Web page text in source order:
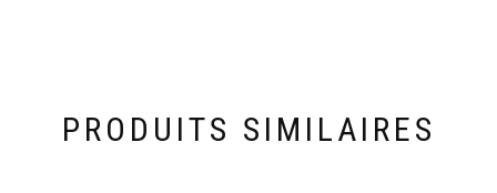
PRODUITS SIMILAIRES